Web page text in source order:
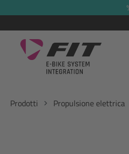
Passa alla navigazione
Prodotti Propulsione elettrica